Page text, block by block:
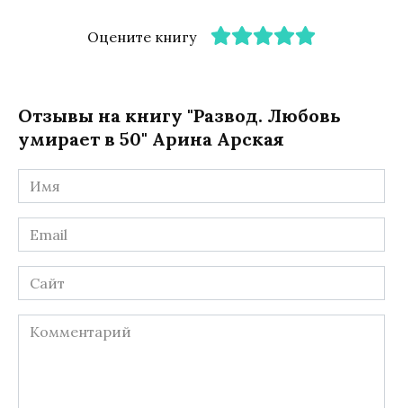
Оцените книгу
Отзывы на книгу "Развод. Любовь
умирает в 50" Арина Арская
Имя
*
Email
*
Сайт
Комментарий